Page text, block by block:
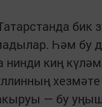
бик
Һәм бу
нинди киң
— бу